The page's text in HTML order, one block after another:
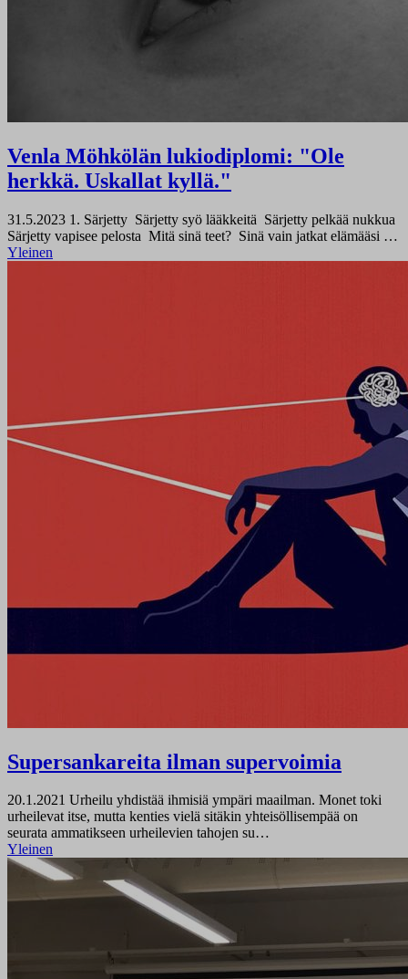
Venla Möhkölän lukiodiplomi: "Ole
herkkä. Uskallat kyllä."
31.5.2023 1. Särjetty Särjetty syö lääkkeitä Särjetty pelkää nukkua
Särjetty vapisee pelosta Mitä sinä teet? Sinä vain jatkat elämääsi …
Yleinen
Supersankareita ilman supervoimia
20.1.2021 Urheilu yhdistää ihmisiä ympäri maailman. Monet toki
urheilevat itse, mutta kenties vielä sitäkin yhteisöllisempää on
seurata ammatikseen urheilevien tahojen su…
Yleinen